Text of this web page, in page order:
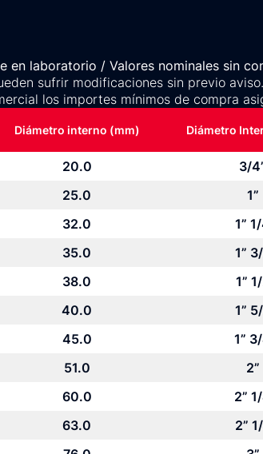
en laboratorio / Valores nominales sin
sufrir modificaciones sin previo
los importes mínimos de compra
Diámetro interno (mm) Diámetro
20.0 3/
25.0 1”
32.0 1”
35.0 1”
38.0 1”
40.0 1”
45.0 1”
51.0 2”
60.0 2”
63.0 2”